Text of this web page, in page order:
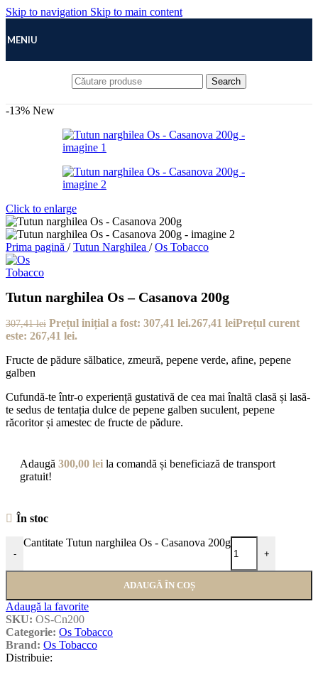
Skip to navigation Skip to main content
MENIU
Search
-13% New
Click to enlarge
Prima pagină / Tutun Narghilea / Os Tobacco
Tutun narghilea Os – Casanova 200g
307,41lei Prețul inițial a fost: 307,41 lei.267,41 leiPrețul curent
este: 267,41 lei.
Fructe de pădure sălbatice, zmeură, pepene verde, afine, pepene
galben
Cufundă-te într-o experiență gustativă de cea mai înaltă clasă și lasă-
te sedus de tentația dulce de pepene galben suculent, pepene
răcoritor și amestec de fructe de pădure.
Adaugă 300,00 lei la comandă și beneficiază de transport
gratuit!
În stoc
-
Cantitate Tutun narghilea Os - Casanova 200g
+
ADAUGĂ ÎN COȘ
Adaugă la favorite
SKU: OS-Cn200
Categorie: Os Tobacco
Brand: Os Tobacco
Distribuie: